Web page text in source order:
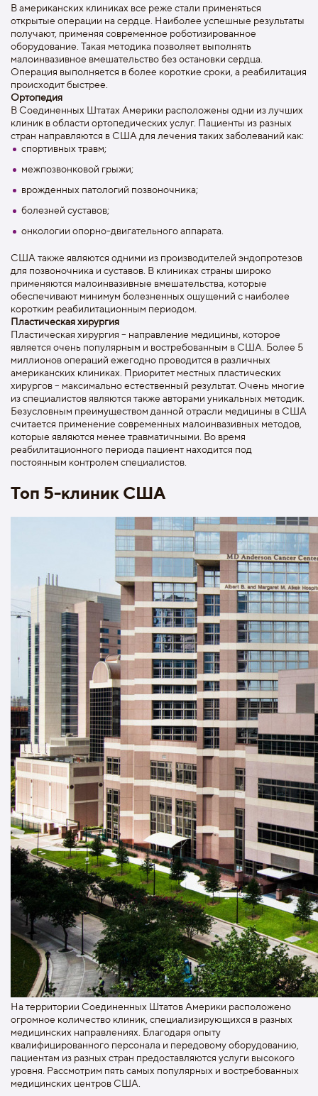
В американских клиниках все реже стали применяться
открытые операции на сердце. Наиболее успешные результаты
получают, применяя современное роботизированное
оборудование. Такая методика позволяет выполнять
малоинвазивное вмешательство без остановки сердца.
Операция выполняется в более короткие сроки, а реабилитация
происходит быстрее.
Ортопедия
В Соединенных Штатах Америки расположены одни из лучших
клиник в области ортопедических услуг. Пациенты из разных
стран направляются в США для лечения таких заболеваний как:
спортивных травм;
межпозвонковой грыжи;
врожденных патологий позвоночника;
болезней суставов;
онкологии опорно-двигательного аппарата.
США также являются одними из производителей эндопротезов
для позвоночника и суставов. В клиниках страны широко
применяются малоинвазивные вмешательства, которые
обеспечивают минимум болезненных ощущений с наиболее
коротким реабилитационным периодом.
Пластическая хирургия
Пластическая хирургия – направление медицины, которое
является очень популярным и востребованным в США. Более 5
миллионов операций ежегодно проводится в различных
американских клиниках. Приоритет местных пластических
хирургов – максимально естественный результат. Очень многие
из специалистов являются также авторами уникальных методик.
Безусловным преимуществом данной отрасли медицины в США
считается применение современных малоинвазивных методов,
которые являются менее травматичными. Во время
реабилитационного периода пациент находится под
постоянным контролем специалистов.
Топ 5-клиник США
На территории Соединенных Штатов Америки расположено
огромное количество клиник, специализирующихся в разных
медицинских направлениях. Благодаря опыту
квалифицированного персонала и передовому оборудованию,
пациентам из разных стран предоставляются услуги высокого
уровня. Рассмотрим пять самых популярных и востребованных
медицинских центров США.